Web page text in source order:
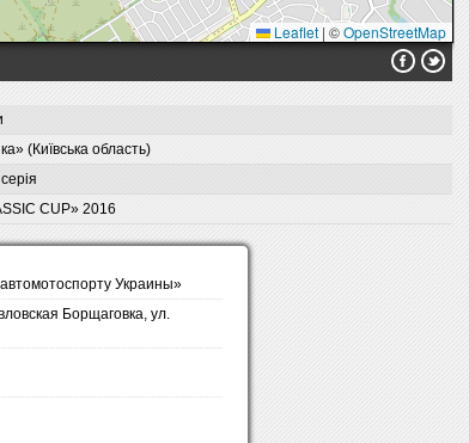
Leaflet | ©OpenStreetMap
(Київська область)
CUP» 2016
Украины»
Борщаговка, ул.